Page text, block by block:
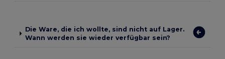
Die Ware, die ich wollte, sind nicht auf Lager.
Wann werden sie wieder verfügbar sein?